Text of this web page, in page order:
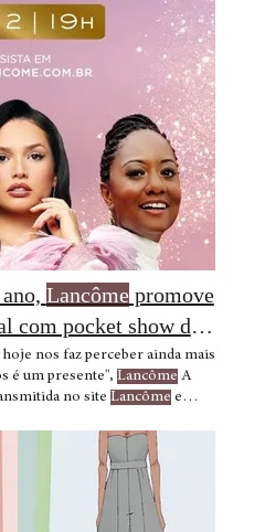
deLancôme
afirma que a
Dia após dia, sua ambição
Lancôme
para ficar mais
Lancômepromove
com pocket show da
nos faz perceber ainda mais
é um presente", Lancôme A
no site Lancôme e
no mundo inteiro,Lancôme
duas constantesLancôme
mais atraente. Dia após dia,
que procure Lancôme